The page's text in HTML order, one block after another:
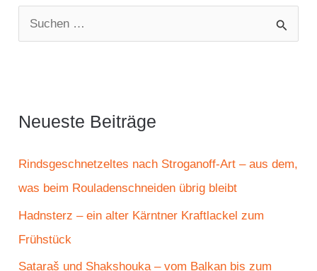
u
e
n
a
c
h
Neueste Beiträge
Rindsgeschnetzeltes nach Stroganoff-Art – aus dem,
was beim Rouladenschneiden übrig bleibt
Hadnsterz – ein alter Kärntner Kraftlackel zum
Frühstück
Sataraš und Shakshouka – vom Balkan bis zum